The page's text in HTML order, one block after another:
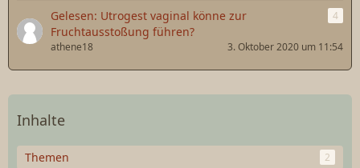
Gelesen: Utrogest vaginal könne zur
Fruchtausstoßung führen?
4
athene18 3. Oktober 2020 um 11:54
Inhalte
Themen 2